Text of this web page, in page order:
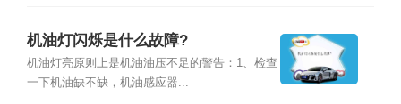
机油灯闪烁是什么故障?
机油灯亮原则上是机油油压不足的警告：1、检查
一下机油缺不缺，机油感应器...